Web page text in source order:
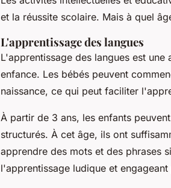
et la réussite scolaire. Mais à quel
L'apprentissage des langues
L'apprentissage des langues est
enfance. Les bébés peuvent
naissance, ce qui peut faciliter
À partir de 3 ans, les enfants
structurés. À cet âge, ils ont
apprendre des mots et des phrases
l'apprentissage ludique et